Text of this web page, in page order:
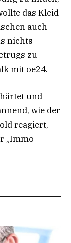
das Kleid
auch
nichts
zu
mit oe24.
und
wie der
reagiert,
„Immo